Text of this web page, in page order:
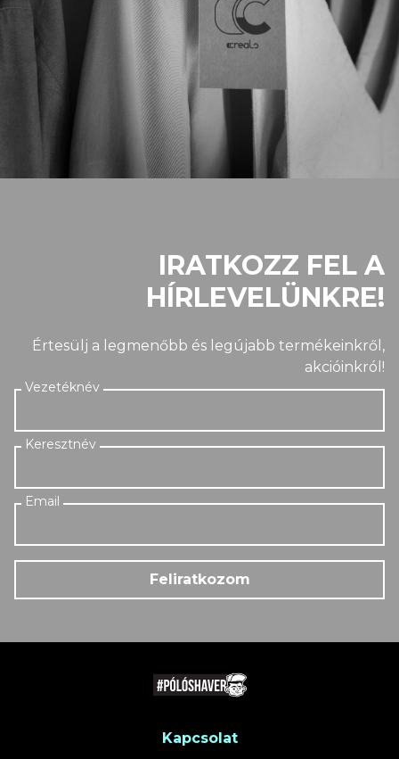
IRATKOZZ FEL A
HÍRLEVELÜNKRE!
Értesülj a legmenőbb és legújabb termékeinkről,
akcióinkról!
Feliratkozom
Kapcsolat